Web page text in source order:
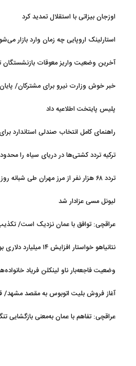
اوزجان بیزاتی با استقلال تمدید کرد
استارلینک اروپایی چه زمان وارد بازار
آخرین وضعیت واریز معوقات بازنشستگان
خبر خوش وزارت نیرو برای مشترکان/
پلیس پایتخت اطلاعیه داد
راهنمای کامل انتخاب صندلی استاندارد
ترکیه تردد کشتی‌ها در دریای سیاه را
تردد ۶۸ هزار نفر از مرز مهران طی شبانه روز گذشته
لیونل مسی عزادار شد
عراقچی: توافق با عمان نزدیک است/ تکذیب سهم ۱۱ درصدی
نتانیاهو خواستار افزایش ۱۴ میلیارد دلاری بودجه نظامی اسرائیل شد
وضعیت فاجعه‌بار ناو لینکلن فریاد
آغاز فروش بلیت اتوبوس به مقصد مشهد/
عراقچی: تفاهم با عمان به‌معنی بازگشایی